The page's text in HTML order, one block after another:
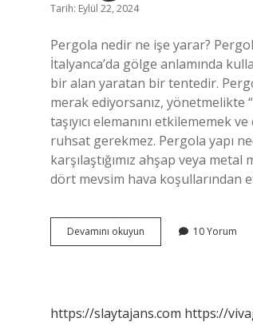
Tarih: Eylül 22, 2024
Pergola nedir ne işe yarar?
İtalyanca’da gölge anlamında
bir alan yaratan bir tentedir.
merak ediyorsanız, yönetmelikte
taşıyıcı elemanını etkilememek
ruhsat gerekmez. Pergola yapı
karşılaştığımız ahşap veya
dört mevsim hava koşullarından
Devamını okuyun
Ve
10 Yorum
https://slaytajans.com https://